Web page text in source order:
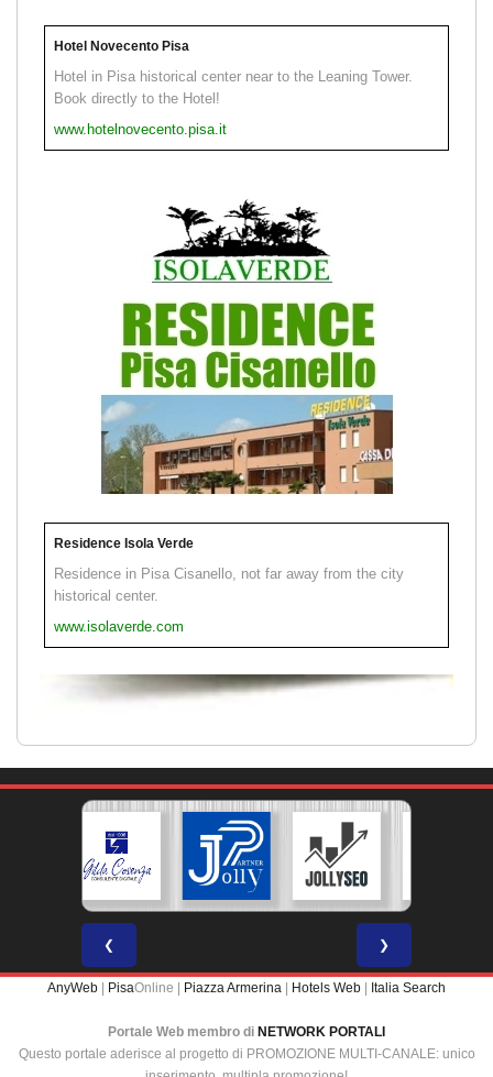
Hotel Novecento Pisa
Hotel in Pisa historical center near to the Leaning Tower.
Book directly to the Hotel!
www.hotelnovecento.pisa.it
Residence Isola Verde
Residence in Pisa Cisanello, not far away from the city
historical center.
www.isolaverde.com
❮ ❯
AnyWeb PisaOnline | Piazza Armerina Hotels Web Italia Search
Portale Web membro di NETWORK PORTALI
Questo portale aderisce al progetto di PROMOZIONE MULTI-CANALE: unico